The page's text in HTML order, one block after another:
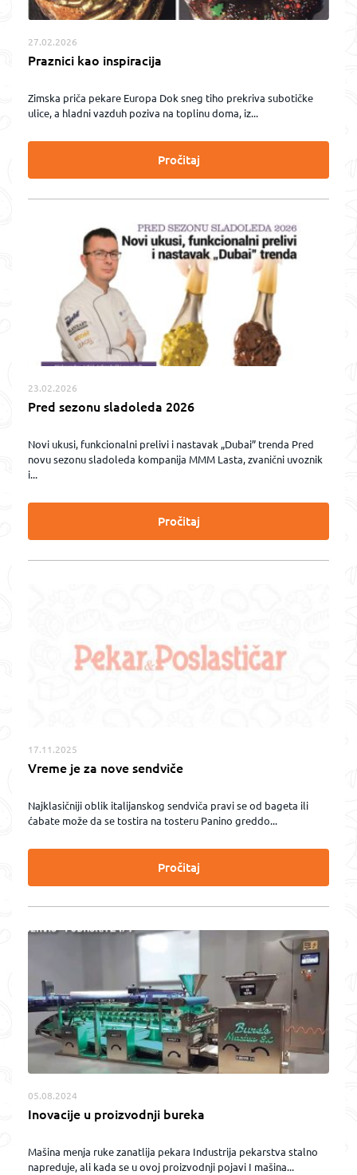
27.02.2026
Praznici kao inspiracija
Zimska priča pekare Europa Dok sneg tiho prekriva subotičke
ulice, a hladni vazduh poziva na toplinu doma, iz...
Pročitaj
23.02.2026
Pred sezonu sladoleda 2026
Novi ukusi, funkcionalni prelivi i nastavak „Dubai” trenda Pred
novu sezonu sladoleda kompanija MMM Lasta, zvanični uvoznik
i...
Pročitaj
17.11.2025
Vreme je za nove sendviče
Najklasičniji oblik italijanskog sendviča pravi se od bageta ili
ćabate može da se tostira na tosteru Panino greddo...
Pročitaj
05.08.2024
Inovacije u proizvodnji bureka
Mašina menja ruke zanatlija pekara Industrija pekarstva stalno
napreduje, ali kada se u ovoj proizvodnji pojavi I mašina...